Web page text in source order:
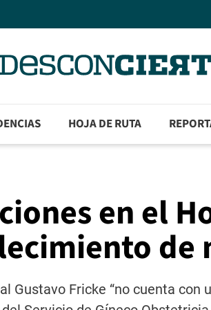
HOJA DE RUTA
en el
de
Gustavo Fricke “no cuenta con